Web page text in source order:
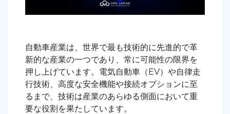
自動車産業は、世界で最も技術的に先進的で革
新的な産業の一つであり、常に可能性の限界を
押し上げています。電気自動車（EV）や自律走
行技術、高度な安全機能や接続オプションに至
るまで、技術は産業のあらゆる側面において重
要な役割を果たしています。